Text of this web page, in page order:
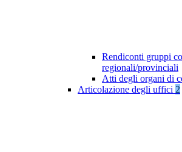
Rendiconti gruppi
regionali/provinciali
Atti degli organi di
Articolazione degli uffici 2